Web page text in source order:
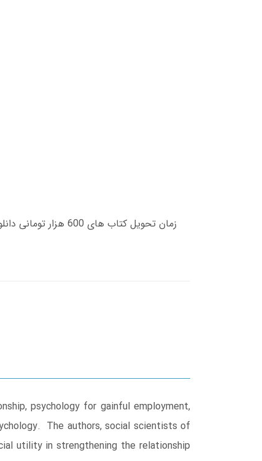
psychology for gainful employment,
The authors, social scientists of
utility in strengthening the relationship